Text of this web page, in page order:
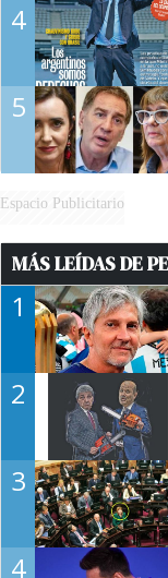
4
5
Espacio Publicitario
MÁS LEÍDAS DE
1
2
3
4